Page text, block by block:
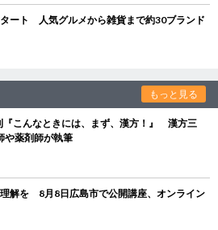
ート 人気グルメから雑貨まで約30ブランド
もっと見る
『こんなときには、まず、漢方！』 漢方三
や薬剤師が執筆
解を 8月8日広島市で公開講座、オンライン